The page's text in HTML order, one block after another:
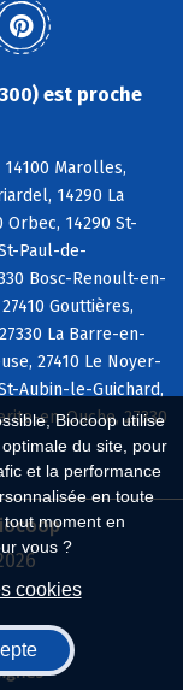
Biocoop utilise
du site, pour
et la performance
en toute
moment en
vous ?
cookies
est proche
14100 Marolles,
14290 La
Orbec, 14290 St-
Paul-de-
Bosc-Renoult-en-
Gouttières,
La Barre-en-
27410 Le Noyer-
Aubin-le-Guichard,
en-Ouche, 27330